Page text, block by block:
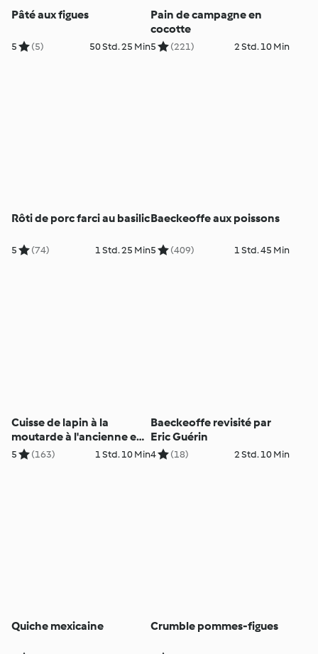
Pâté aux figues
5 (5) 50 Std. 25 Min
Pain de campagne en
cocotte
5 (221) 2 Std. 10 Min
Rôti de porc farci au basilic
5 (74) 1 Std. 25 Min
Baeckeoffe aux poissons
5 (409) 1 Std. 45 Min
Cuisse de lapin à la
moutarde à l'ancienne en
cocotte
5 (163) 1 Std. 10 Min
Baeckeoffe revisité par
Eric Guérin
4 (18) 2 Std. 10 Min
Quiche mexicaine Crumble pommes-figues